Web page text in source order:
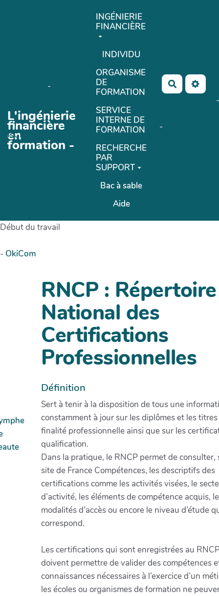
Aller au contenu principal
L'ingénierie
financière
en
formation -
-
PasCherMontres
INGÉNIERIE
FINANCIÈRE
INDIVIDU
ORGANISME
DE
FORMATION
SERVICE
INTERNE DE
FORMATION
RECHERCHE
PAR
SUPPORT
Bac à sable
Aide
Rechercher
-
-
Début du travail
- OkiCom
RNCP : Répertoire
National des
Certifications
Professionnelles
Définition
Sert à tenir à la disposition de tous une
constamment à jour sur les diplômes et les titres
finalité professionnelle ainsi que sur les
qualification.
Dans la pratique, le RNCP permet de consulter,
site de France Compétences, les descriptifs des
certifications comme les activités visées, le
d’activité, les éléments de compétence acquis,
modalités d’accès ou encore le niveau d’étude
correspond.
Les certifications qui sont enregistrées au
doivent permettre de valider des compétences
connaissances nécessaires à l’exercice d’un
les écoles ou organismes de formation ne